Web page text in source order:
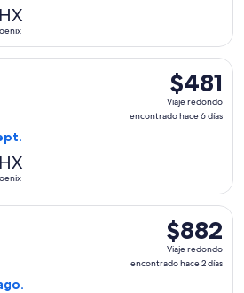
$481
Viaje
redondo,
$481
Viaje redondo
encontrado hace 6 días
con salida el vie, 11 sept.
$882
Viaje
redondo,
$882
Viaje redondo
encontrado hace 2 días
con salida el jue, 20